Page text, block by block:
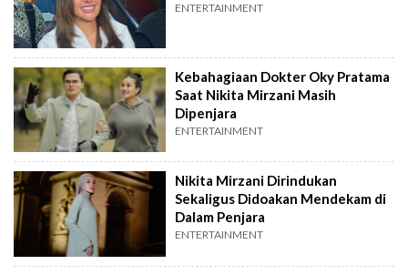
ENTERTAINMENT
Kebahagiaan Dokter Oky Pratama
Saat Nikita Mirzani Masih
Dipenjara
ENTERTAINMENT
Nikita Mirzani Dirindukan
Sekaligus Didoakan Mendekam di
Dalam Penjara
ENTERTAINMENT